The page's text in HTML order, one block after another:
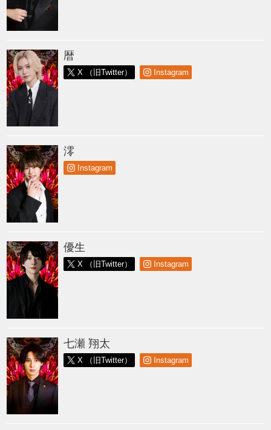
暦
X （旧Twitter） Instagram
澪
Instagram
優生
X （旧Twitter） Instagram
七瀬 翔太
X （旧Twitter） Instagram